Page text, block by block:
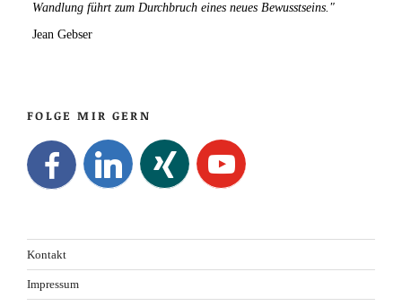
Wandlung führt zum Durchbruch eines neues Bewusstseins."
Jean Gebser
FOLGE MIR GERN
Kontakt
Impressum